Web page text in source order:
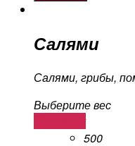
Салями
Салями, грибы,
Выберите вес
500